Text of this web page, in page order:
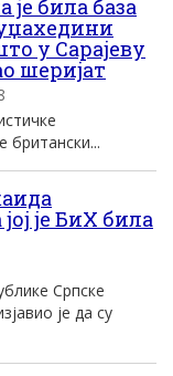
је била база
у Сарајеву
шеријат
британски...
је БиХ била
Српске
је да су